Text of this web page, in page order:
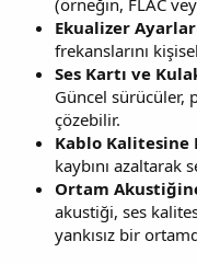
Ekualizer
frekanslarını
Ses Kartı ve
Güncel sürücüler,
çözebilir.
Kablo Kalitesine
kaybını azaltarak
Ortam
akustiği, ses
yankısız bir